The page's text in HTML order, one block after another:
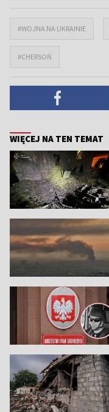
#WOJNA NA UKRAINIE
#CHERSOŃ
WIĘCEJ NA TEN TEMAT